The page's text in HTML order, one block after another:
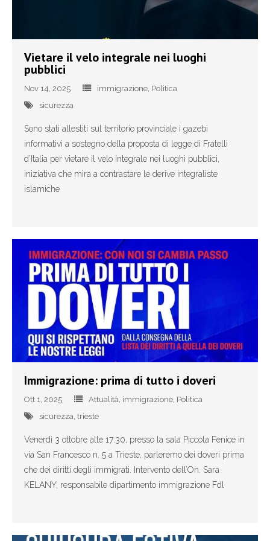
Dove siamo
Sportello del cittadino
Contattaci
Sostienici!
Vietare il velo integrale nei luoghi
pubblici
Nov 14, 2025 immigrazione, Politica
sicurezza
Sono stati allestiti sul territorio provinciale i gazebi
informativi a sostegno della proposta di legge di Fratelli
d’Italia per vietare il velo integrale nei luoghi pubblici,
iniziativa che mira a contrastare le derive integraliste
islamiche
Immigrazione: prima di tutto i doveri
Ott 1, 2025 Attualità, immigrazione, Politica
sicurezza, trieste
Venerdì 3 ottobre alle 17:30, presso la sala Piccola Fenice in
via San Francesco n. 5 a Trieste, parleremo dei doveri prima
che dei diritti degli immigrati. Intervento dell’On. Sara
KELANY, responsabile dipartimento immigrazione Fdl